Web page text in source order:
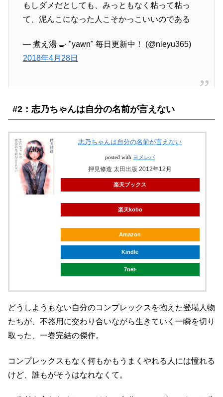
もしダメだとしても、みっともなく粘って粘っ
て、泥んこになった人こそかっこいいのである
— 煮え湯 🍳 "yawn" 毎日更新中！ (@nieyu365)
2018年4月28日
#2：志乃ちゃんは自分の名前が言えない
志乃ちゃんは自分の名前が言えない
posted with ヨメレバ
押見修造 太田出版 2012年12月
楽天ブックス
楽天kobo
Amazon
Kindle
7net
どうしようもない自分のコンプレックスを抱えた登場人物
たちが、不器用に交わり合いながら生きていく一瞬を切り
取った、一巻完結の傑作。
コンプレックスもなく何もかもうまくやれる人には憧れる
けど、誰もがそうはなれなくて。